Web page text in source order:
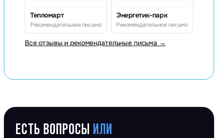
Тепломарт
Рекомендательное письмо
Энергетик-парк
Рекомендательное письмо
Все отзывы и рекомендательные письма →
ЕСТЬ ВОПРОСЫ ИЛИ